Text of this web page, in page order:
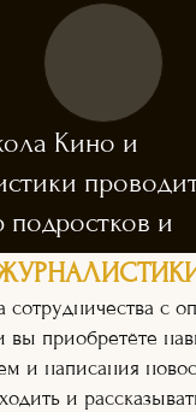
Кино и
подростков и
открыт
сотрудничества с
вы приобретёте
и написания
и